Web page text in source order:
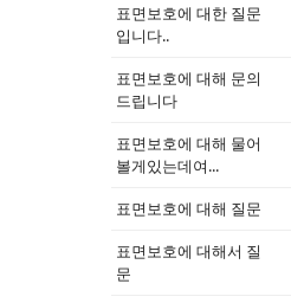
표면보호에 대한 질문
입니다..
표면보호에 대해 문의
드립니다
표면보호에 대해 물어
볼게있는데여...
표면보호에 대해 질문
표면보호에 대해서 질
문